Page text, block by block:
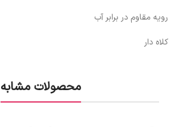
رویه مقاوم در برابر آب
کلاه دار
محصولات مشابه